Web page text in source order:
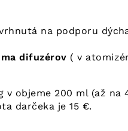
na podporu
difuzérov ( v
v objeme 200 ml (až na
darčeka je 15 €.